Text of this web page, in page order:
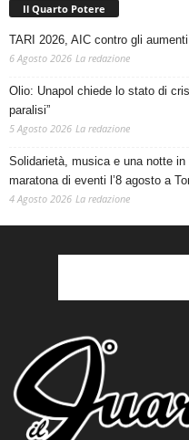
Il Quarto Potere
TARI 2026, AIC contro gli
6 Agosto 2026 La redazione
Olio: Unapol chiede lo stato di
paralisi”
5 Agosto 2026 La redazione
Solidarietà, musica e una notte
maratona di eventi l’8 agosto a
4 Agosto 2026 La redazione